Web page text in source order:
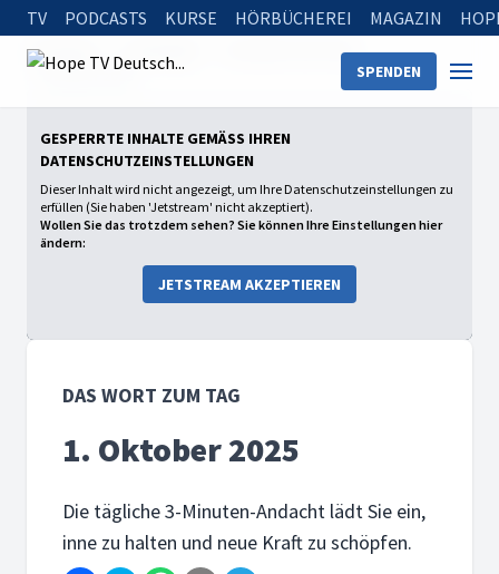
TV PODCASTS KURSE HÖRBÜCHEREI MAGAZIN
SPENDEN
Startseite
Das Wort zum Tag
1. Oktober 2025
GESPERRTE INHALTE GEMÄSS IHREN D
ATENSCHUTZEINSTELLUNGEN
Dieser Inhalt wird nicht angezeigt, um Ihre Datenschutzeinstellungen zu
erfüllen (Sie haben 'Jetstream' nicht akzeptiert).
Wollen Sie das trotzdem sehen? Sie können Ihre Einstellungen hier
ändern:
JETSTREAM AKZEPTIEREN
DAS WORT ZUM TAG
1. Oktober 2025
Die tägliche 3-Minuten-Andacht lädt Sie ein,
inne zu halten und neue Kraft zu schöpfen.